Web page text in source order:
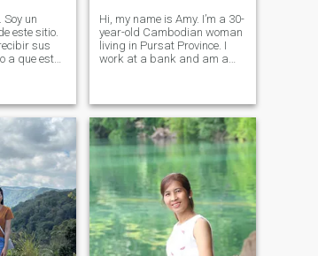
Soy un
este sitio.
sus
a que este
he
no tengo
mi
muy
honesta,
mujer
y
sociedad y
persona
hermoso
ser una
Hi, my name is Amy. I’m a 30-
year-old Cambodian woman
living in Pursat Province. I
work at a bank and am a
a widow two years ago, and
now I’m ready to open my
heart ag